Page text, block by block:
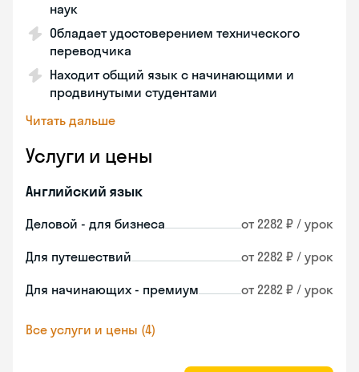
наук
Обладает удостоверением технического
переводчика
Находит общий язык с начинающими и
продвинутыми студентами
Читать дальше
Услуги и цены
Английский язык
Деловой - для бизнеса от 2282 ₽ / урок
Для путешествий от 2282 ₽ / урок
Для начинающих - премиум от 2282 ₽ / урок
Все услуги и цены (4)